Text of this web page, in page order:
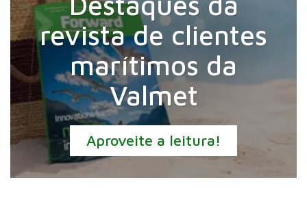
revista de clientes
marítimos da
Valmet
Aproveite a leitura!